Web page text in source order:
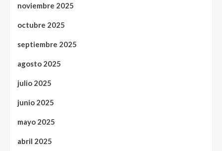
noviembre 2025
octubre 2025
septiembre 2025
agosto 2025
julio 2025
junio 2025
mayo 2025
abril 2025